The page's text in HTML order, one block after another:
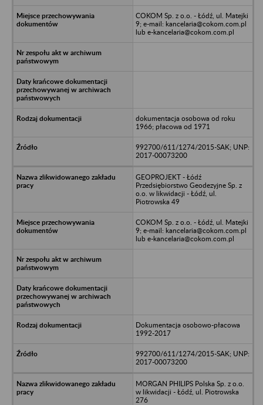
COKOM Sp. z o.o. - Łódź, ul. Matejki
9; e-mail: kancelaria@cokom.com.pl
lub e-kancelaria@cokom.com.pl
dokumentacja osobowa od roku
1966; płacowa od 1971
992700/611/1274/2015-SAK; UNP:
2017-00073200
GEOPROJEKT - Łódź
Przedsiębiorstwo Geodezyjne Sp. z
o.o. w likwidacji - Łódź, ul.
Piotrowska 49
COKOM Sp. z o.o. - Łódź, ul. Matejki
9; e-mail: kancelaria@cokom.com.pl
lub e-kancelaria@cokom.com.pl
Dokumentacja osobowo-płacowa
1992-2017
992700/611/1274/2015-SAK; UNP:
2017-00073200
MORGAN PHILIPS Polska Sp. z o.o.
w likwidacji - Łódź, ul. Piotrowska
276